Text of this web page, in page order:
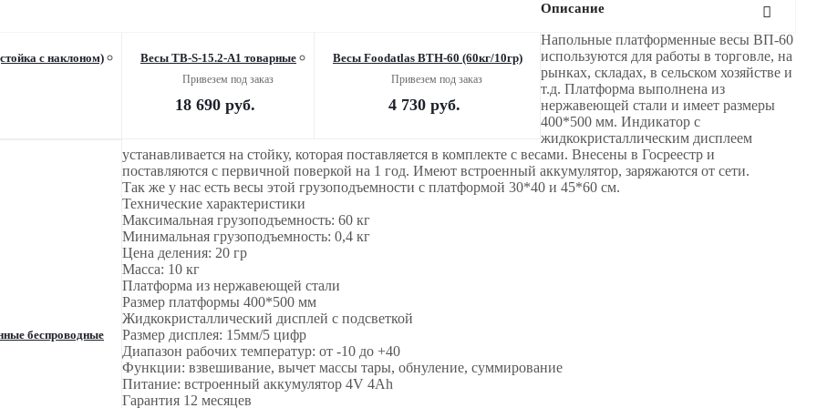
Мехэлектрон ВЭТ-60-20-1С-ДБСК (400*500) товарные (стойка с наклоном) Весы TB-S-15.2-А1 товарные
Привезем под заказ
18 690 руб.
Весы Foodatlas ВТН-60 (60кг/10гр)
Привезем под заказ
4 730 руб.
беспроводные
Описание
Напольные платформенные весы ВП-60
используются для работы в торговле, на
рынках, складах, в сельском хозяйстве и
т.д. Платформа выполнена из
нержавеющей стали и имеет размеры
400*500 мм. Индикатор с
жидкокристаллическим дисплеем
устанавливается на стойку, которая поставляется в комплекте с весами. Внесены в Госреестр и
поставляются с первичной поверкой на 1 год. Имеют встроенный аккумулятор, заряжаются от сети.
Так же у нас есть весы этой грузоподъемности с платформой 30*40 и 45*60 см.
Технические характеристики
Максимальная грузоподъемность: 60 кг
Минимальная грузоподъемность: 0,4 кг
Цена деления: 20 гр
Масса: 10 кг
Платформа из нержавеющей стали
Размер платформы 400*500 мм
Жидкокристаллический дисплей с подсветкой
Размер дисплея: 15мм/5 цифр
Диапазон рабочих температур: от -10 до +40
Функции: взвешивание, вычет массы тары, обнуление, суммирование
Питание: встроенный аккумулятор 4V 4Ah
Гарантия 12 месяцев